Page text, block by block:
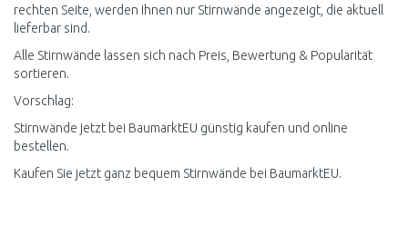
rechten Seite, werden Ihnen nur Stirnwände angezeigt, die aktuell
lieferbar sind.
Alle Stirnwände lassen sich nach Preis, Bewertung & Popularität
sortieren.
Vorschlag:
Stirnwände jetzt bei BaumarktEU günstig kaufen und online
bestellen.
Kaufen Sie jetzt ganz bequem Stirnwände bei BaumarktEU.